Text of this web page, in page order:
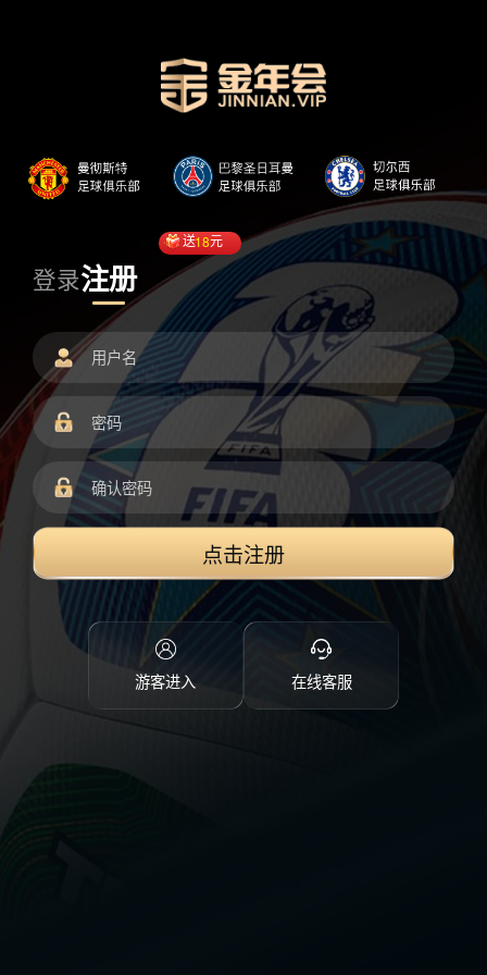
登录注册
送18元
点击注册
游客进入 在线客服